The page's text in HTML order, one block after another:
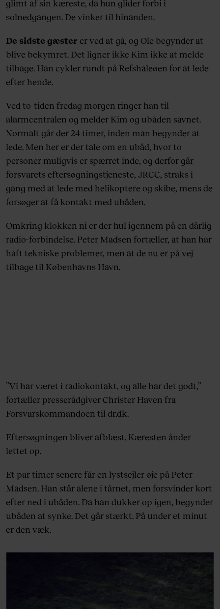
glimt af sin kæreste, da hun glider forbi i
solnedgangen. De vinker til hinanden.
De sidste gæster er ved at gå, og Ole begynder at
blive bekymret. Det ligner ikke Kim ikke at melde
tilbage. Han cykler rundt på Refshaleøen for at lede
efter hende.
Ved to-tiden fredag morgen ringer han til
alarmcentralen og melder Kim og ubåden savnet.
Normalt går der 24 timer, inden man begynder at
lede. Men her er der tale om en ubåd, hvor to
personer muligvis er spærret inde, og derfor går
forsvarets eftersøgningstjeneste, JRCC, straks i
gang med at lede med helikoptere og skibe, mens de
forsøger at få kontakt med ubåden.
Omkring klokken ni er der hul igennem på en dårlig
radio-forbindelse. Peter Madsen fortæller, at han har
haft tekniske problemer, men at de nu er på vej
tilbage til Københavns Havn.
”Vi har været i radiokontakt, og alle har det godt,”
fortæller presserådgiver Christer Haven fra
Forsvarskommandoen til dr.dk.
Eftersøgningen bliver afblæst. Kæresten ånder
lettet op.
Et par timer senere får en lystsejler øje på Peter
Madsen. Han står alene i tårnet, men forsvinder kort
efter ned i ubåden. Da han dukker op igen, begynder
ubåden at synke. Det går stærkt. På under et minut
er den væk.